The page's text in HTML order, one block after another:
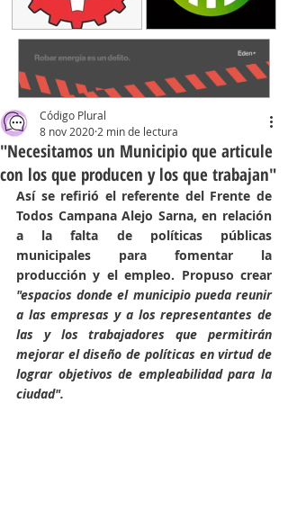
"Necesitamos un Municipio que articule
con los que producen y los que trabajan"
Código Plural
8 nov 2020 2 min de lectura
Así se refirió el referente del Frente de
Todos Campana Alejo Sarna, en relación
a la falta de políticas públicas
municipales para fomentar la
"espacios donde el municipio pueda reunir
a las empresas y a los representantes de
las y los trabajadores que permitirán
mejorar el diseño de políticas en virtud de
lograr objetivos de empleabilidad para la
ciudad".